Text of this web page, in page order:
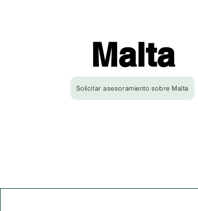
Malta
Solicitar asesoramiento sobre Malta